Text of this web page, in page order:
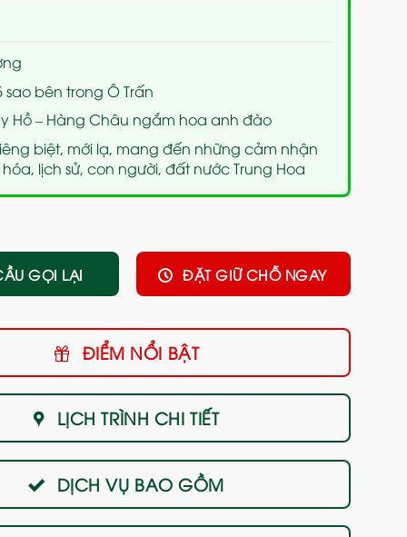
bên trong Ô Trấn
Hồ – Hàng Châu ngắm hoa anh đào
biệt, mới lạ, mang đến những cảm nhận
lịch sử, con người, đất nước Trung Hoa
GỌI LẠI ĐẶT GIỮ CHỖ NGAY
ĐIỂM NỔI BẬT
LỊCH TRÌNH CHI TIẾT
DỊCH VỤ BAO GỒM